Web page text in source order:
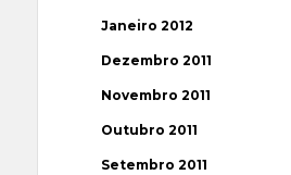
Janeiro 2012
Dezembro 2011
Novembro 2011
Outubro 2011
Setembro 2011